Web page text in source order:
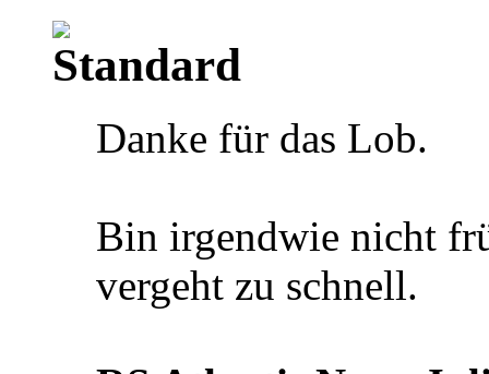
Danke für das Lob.
Bin irgendwie nicht
vergeht zu schnell.